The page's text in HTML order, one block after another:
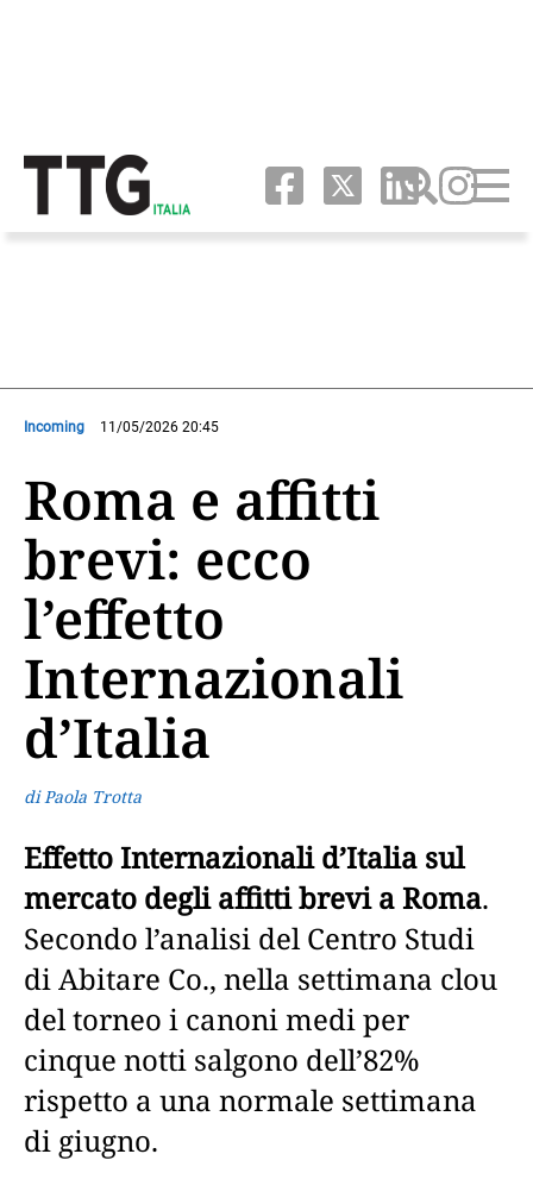
Incoming 11/05/2026 20:45
Roma e affitti
brevi: ecco
l’effetto
Internazionali
d’Italia
di Paola Trotta
Effetto Internazionali d’Italia sul
mercato degli affitti brevi a Roma.
Secondo l’analisi del Centro Studi
di Abitare Co., nella settimana clou
del torneo i canoni medi per
cinque notti salgono dell’82%
rispetto a una normale settimana
di giugno.